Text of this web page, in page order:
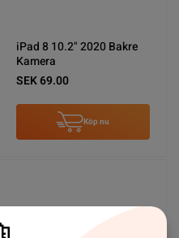
iPad 8 10.2" 2020 Bakre
Kamera
SEK 69.00
Köp nu